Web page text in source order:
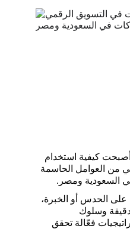
كيفية استخدام
من العوامل الحاسمة
السعودية ومصر.
الحدس أو الخبرة،
وسلوك
فعّالة تحقق